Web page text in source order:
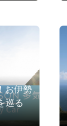
お伊勢
巡る